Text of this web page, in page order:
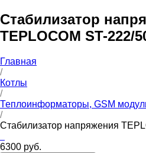
Стабилизатор
TEPLOCOM ST-222/
Главная
/
Котлы
/
Теплоинформаторы, GSM
/
Стабилизатор напряжения
6300 руб.